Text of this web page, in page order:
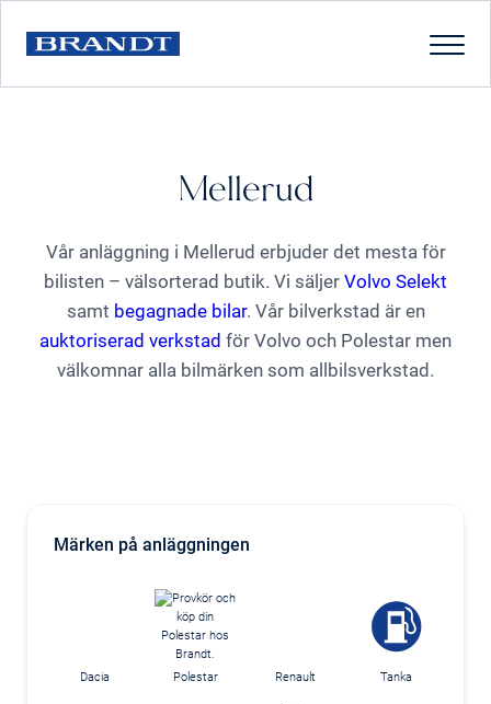
Mellerud
Vår anläggning i Mellerud erbjuder det mesta för
bilisten – välsorterad butik. Vi säljer Volvo Selekt
samt begagnade bilar. Vår bilverkstad är en
auktoriserad verkstad för Volvo och Polestar men
välkomnar alla bilmärken som allbilsverkstad.
Märken på anläggningen
Dacia Polestar Renault Tanka